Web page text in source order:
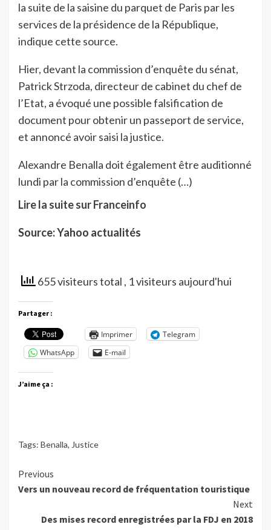
la suite de la saisine du parquet de Paris par les
services de la présidence de la République,
indique cette source.
Hier, devant la commission d’enquête du sénat,
Patrick Strzoda, directeur de cabinet du chef de
l’Etat, a évoqué une possible falsification de
document pour obtenir un passeport de service,
et annoncé avoir saisi la justice.
Alexandre Benalla doit également être auditionné
lundi par la commission d’enquête (…)
Lire la suite sur Franceinfo
Source: Yahoo actualités
655 visiteurs total , 1 visiteurs aujourd'hui
Partager :
Imprimer
Telegram
WhatsApp
E-mail
J’aime ça :
Tags: Benalla, Justice
Continue
Reading
Previous
Vers un nouveau record de fréquentation touristique
Next
Des mises record enregistrées par la FDJ en 2018